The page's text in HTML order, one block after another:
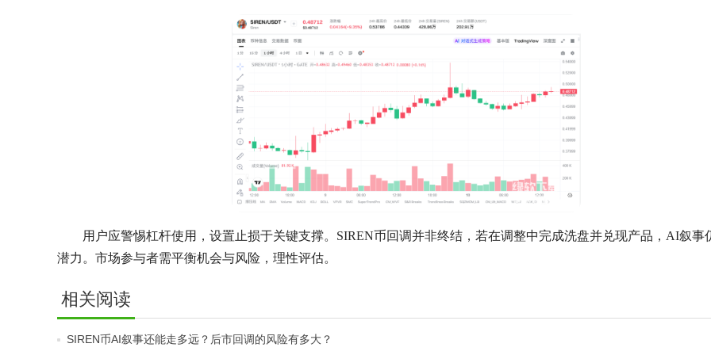
用户应警惕杠杆使用，设置止损于关键支撑。SIREN币回调并非终结，若在调整中完成洗盘并兑现产品，AI叙事
潜力。市场参与者需平衡机会与风险，理性评估。
相关阅读
SIREN币AI叙事还能走多远？后市回调的风险有多大？